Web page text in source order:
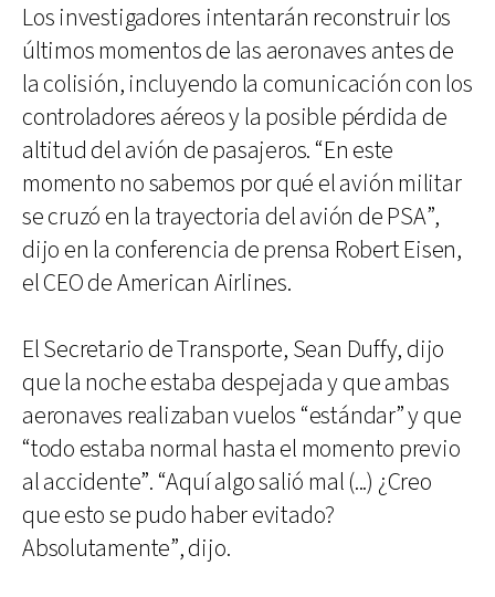
Los investigadores intentarán reconstruir los
últimos momentos de las aeronaves antes de
la colisión, incluyendo la comunicación con los
controladores aéreos y la posible pérdida de
altitud del avión de pasajeros. “En este
momento no sabemos por qué el avión militar
se cruzó en la trayectoria del avión de PSA”,
dijo en la conferencia de prensa Robert Eisen,
el CEO de American Airlines.
El Secretario de Transporte, Sean Duffy, dijo
que la noche estaba despejada y que ambas
aeronaves realizaban vuelos “estándar” y que
“todo estaba normal hasta el momento previo
al accidente”. “Aquí algo salió mal (...) ¿Creo
que esto se pudo haber evitado?
Absolutamente”, dijo.